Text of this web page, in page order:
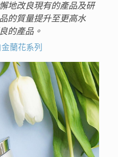
地改良現有的產品及研
的質量提升至更高水
的產品。
蘭花系列